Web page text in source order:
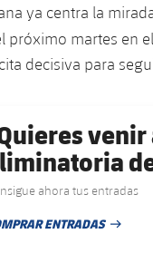
ya centra la
próximo martes en
decisiva para
ahora tus entradas
ENTRADAS
DE PUBLICACIÓN